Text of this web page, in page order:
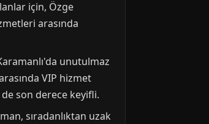
için, Özge
arasında
unutulmaz
VIP hizmet
son derece keyifli.
sıradanlıktan uzak